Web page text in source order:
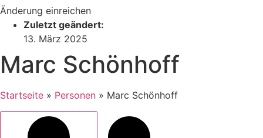
Änderung einreichen
Zuletzt geändert:
13. März 2025
Marc Schönhoff
Startseite » Personen » Marc Schönhoff